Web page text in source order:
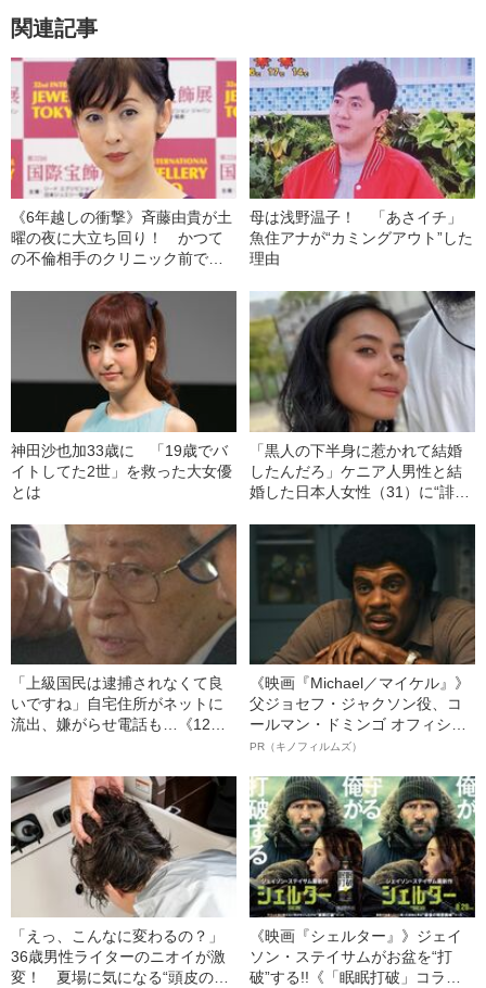
関連記事
《6年越しの衝撃》斉藤由貴が土
曜の夜に大立ち回り！ かつて
の不倫相手のクリニック前で泣
母は浅野温子！ 「あさイチ」
魚住アナが“カミングアウト”した
理由
神田沙也加33歳に 「19歳でバ
イトしてた2世」を救った大女優
とは
「黒人の下半身に惹かれて結婚
したんだろ」ケニア人男性と結
婚した日本人女性（31）に“誹謗
「上級国民は逮捕されなくて良
いですね」自宅住所がネットに
流出、嫌がらせ電話も…《12人
への暴力」
《映画『Michael／マイケル』》
父ジョセフ・ジャクソン役、コ
ールマン・ドミンゴ オフィシャ
ルインタビュー“観客を魅了した
語る”《日本興収70億円突破》
PR（キノフィルムズ）
「えっ、こんなに変わるの？」
36歳男性ライターのニオイが激
変！ 夏場に気になる“頭皮のニ
《映画『シェルター』》ジェイ
ソン・ステイサムがお盆を“打
破”する!!《「眠眠打破」コラ